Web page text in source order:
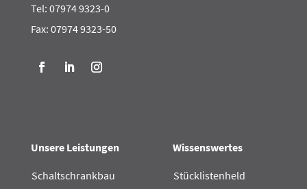
Tel: 07974 9323-0
Fax: 07974 9323-50
Unsere Leistungen
Schaltschrankbau
Wissenswertes
Stücklistenheld